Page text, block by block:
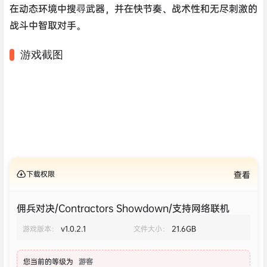
在动态环境中搜尋武器，并在快节奏、战术性和无尽刺激的
战斗中智取对手。
游戏截图
下载权限 查看
佣兵对决/Contractors Showdown/支持网络联机
游戏版本： v1.0.2.1 文件大小： 21.6GB
您当前的等级为 游客